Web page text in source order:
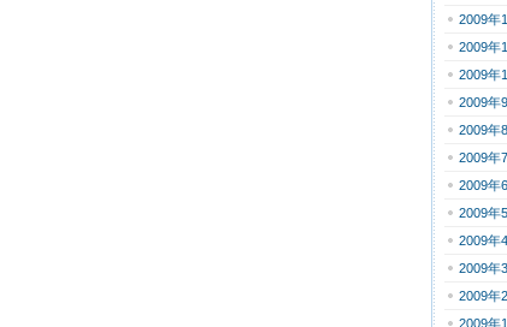
2009年
2009年
2009年
2009年
2009年
2009年
2009年
2009年
2009年
2009年
2009年
2009年